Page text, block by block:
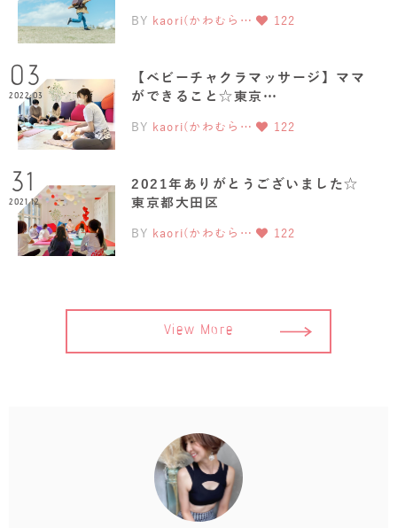
BY kaori(かわむら… 122
03
2022.03
【ベビーチャクラマッサージ】ママ
ができること☆東京…
BY kaori(かわむら… 122
31
2021.12
2021年ありがとうございました☆
東京都大田区
BY kaori(かわむら… 122
View More